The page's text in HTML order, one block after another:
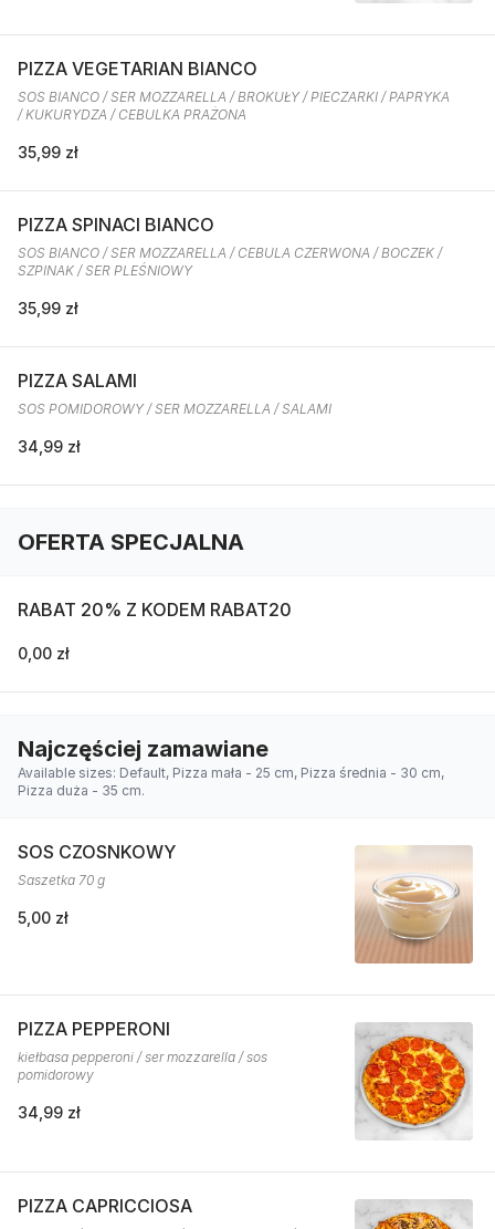
PIZZA VEGETARIAN BIANCO
SOS BIANCO / SER MOZZARELLA / BROKUŁY / PIECZARKI / PAPRYKA
/ KUKURYDZA / CEBULKA PRAŻONA
35,99 zł
PIZZA SPINACI BIANCO
SOS BIANCO / SER MOZZARELLA / CEBULA CZERWONA / BOCZEK /
SZPINAK / SER PLEŚNIOWY
35,99 zł
PIZZA SALAMI
SOS POMIDOROWY / SER MOZZARELLA / SALAMI
34,99 zł
OFERTA SPECJALNA
RABAT 20% Z KODEM RABAT20
0,00 zł
Najczęściej zamawiane
Available sizes: Default, Pizza mała - 25 cm, Pizza średnia - 30 cm,
Pizza duża - 35 cm.
SOS CZOSNKOWY
Saszetka 70 g
5,00 zł
PIZZA PEPPERONI
kiełbasa pepperoni / ser mozzarella / sos
pomidorowy
34,99 zł
PIZZA CAPRICCIOSA